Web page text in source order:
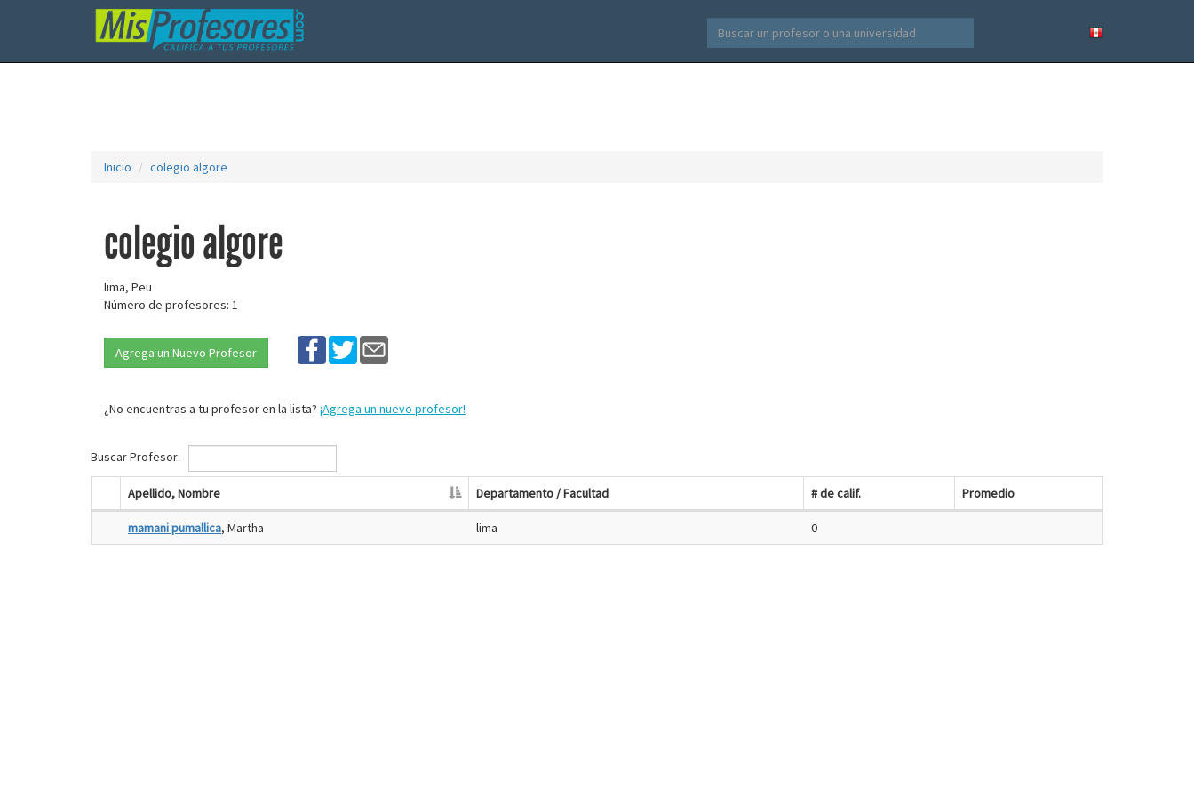
Inicio colegio algore
colegio algore
lima, Peu
Número de profesores: 1
Agrega un Nuevo Profesor
¿No encuentras a tu profesor en la lista? ¡Agrega un nuevo profesor!
Buscar Profesor:
Apellido, Nombre Departamento / Facultad # de calif. Promedio
mamani pumallica, Martha lima 0